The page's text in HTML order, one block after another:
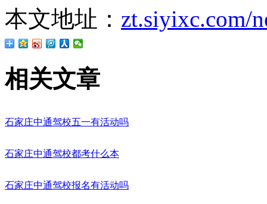
本文地址： zt.siyixc.com/
相关文章
石家庄中通驾校五一有活动吗
石家庄中通驾校都考什么本
石家庄中通驾校报名有活动吗